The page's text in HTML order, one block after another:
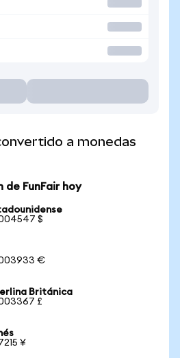
a monedas
de FunFair hoy
$
€
Británica
£
¥